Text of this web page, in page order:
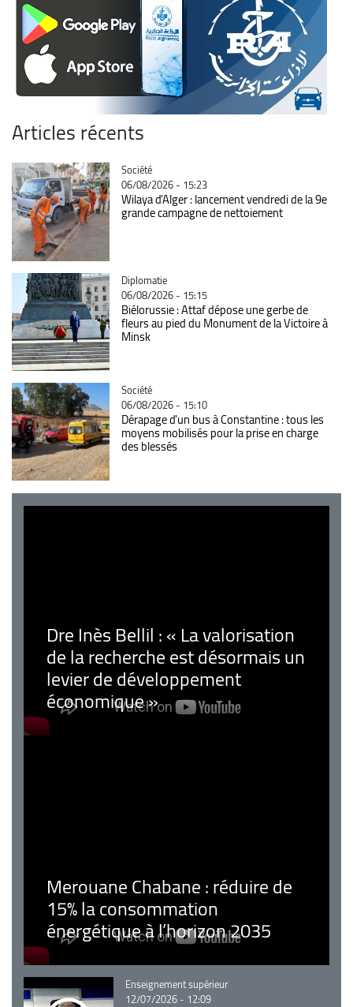
Articles récents
Catégorie
Société
06/08/2026 - 15:23
Wilaya d'Alger : lancement vendredi de la 9e
grande campagne de nettoiement
Catégorie
Diplomatie
06/08/2026 - 15:15
Biélorussie : Attaf dépose une gerbe de
fleurs au pied du Monument de la Victoire à
Minsk
Catégorie
Société
06/08/2026 - 15:10
Dérapage d'un bus à Constantine : tous les
moyens mobilisés pour la prise en charge
des blessés
Dre Inès Bellil : « La valorisation
de la recherche est désormais un
levier de développement
économique »
Merouane Chabane : réduire de
15% la consommation
énergétique à l’horizon 2035
Catégorie
Enseignement supérieur
12/07/2026 - 12:09